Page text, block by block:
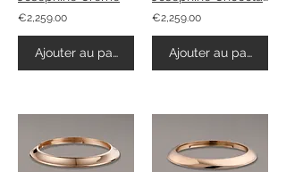
€2,259.00
Ajouter au panier
€2,259.00
Ajouter au panier